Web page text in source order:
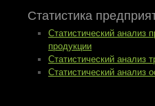
Статистика
Статистический анализ
продукции
Статистический анализ
Статистический анализ